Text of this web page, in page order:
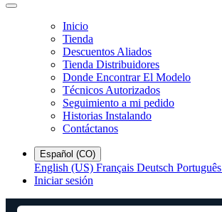
Inicio
Tienda
Descuentos Aliados
Tienda Distribuidores
Donde Encontrar El Modelo
Técnicos Autorizados
Seguimiento a mi pedido
Historias Instalando
Contáctanos
Español (CO)
English (US) Français Deutsch Português
Iniciar sesión